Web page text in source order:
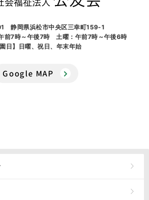
静岡県浜松市中央区三幸町159-1
午前7時～午後7時 土曜：午前7時～午後6時
園日】日曜、祝日、年末年始
Google MAP